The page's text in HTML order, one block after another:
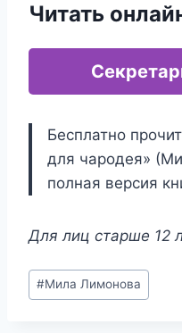
Читать
Бесплатно
для чародея»
полная версия
Для лиц старше 12
Метки
записи:
#Мила Лимонова